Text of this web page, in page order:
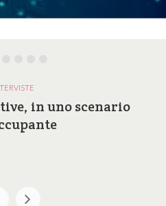
in uno scenario